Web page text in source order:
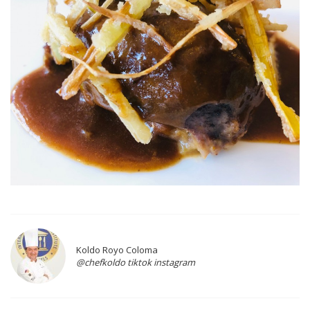
Koldo Royo Coloma
@chefkoldo tiktok instagram